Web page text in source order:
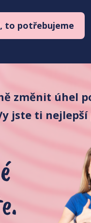
to potřebujeme
změnit úhel
jste ti